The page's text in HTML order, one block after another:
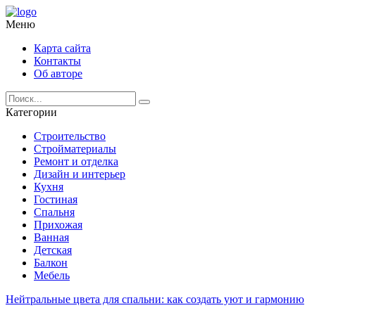
Меню
Карта сайта
Контакты
Об авторе
Категории
Строительство
Стройматериалы
Ремонт и отделка
Дизайн и интерьер
Кухня
Гостиная
Спальня
Прихожая
Ванная
Детская
Балкон
Мебель
Нейтральные цвета для спальни: как создать уют и гармонию